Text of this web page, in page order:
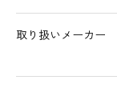
取り扱いメーカー